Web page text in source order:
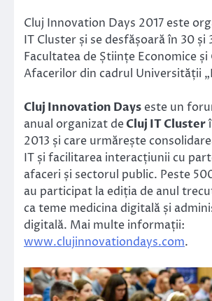
Cluj Innovation Days 2017 este
IT Cluster și se desfășoară în 30 și
Facultatea de Științe Economice și
Afacerilor din cadrul Universității
Cluj Innovation Days este un
anual organizat deCluj IT Cluster
2013 și care urmărește
IT și facilitarea interacțiunii cu
afaceri și sectorul public. Peste
au participat la ediția de anul
ca teme medicina digitală și
digitală. Mai multe informații:
www.clujinnovationdays.com.